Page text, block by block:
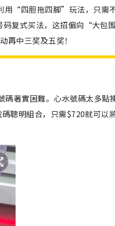
用“四胆拖四脚”玩法，只需
码复式买法，这招偏向“大包
中三奖及五奖！
碼著實困難。心水號碼太多點
聰明組合，只需$720就可以